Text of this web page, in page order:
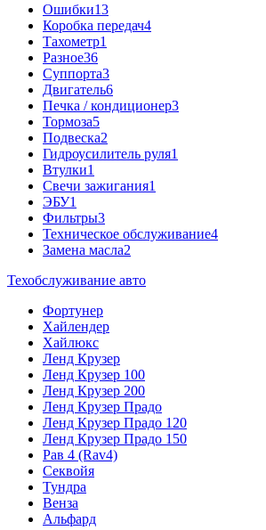
Ошибки13
Коробка передач4
Тахометр1
Разное36
Cуппорта3
Двигатель6
Печка / кондиционер3
Тормоза5
Подвеска2
Гидроусилитель руля1
Втулки1
Свечи зажигания1
ЭБУ1
Фильтры3
Техническое обслуживание4
Замена масла2
Техобслуживание авто
Фортунер
Хайлендер
Хайлюкс
Ленд Крузер
Ленд Крузер 100
Ленд Крузер 200
Ленд Крузер Прадо
Ленд Крузер Прадо 120
Ленд Крузер Прадо 150
Рав 4 (Rav4)
Секвойя
Тундра
Венза
Альфард